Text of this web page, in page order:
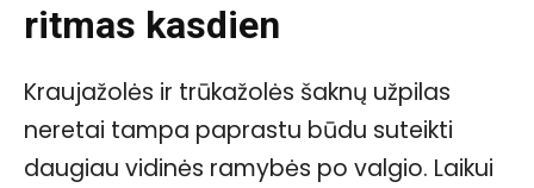
ritmas kasdien
Kraujažolės ir trūkažolės šaknų užpilas
neretai tampa paprastu būdu suteikti
daugiau vidinės ramybės po valgio. Laikui